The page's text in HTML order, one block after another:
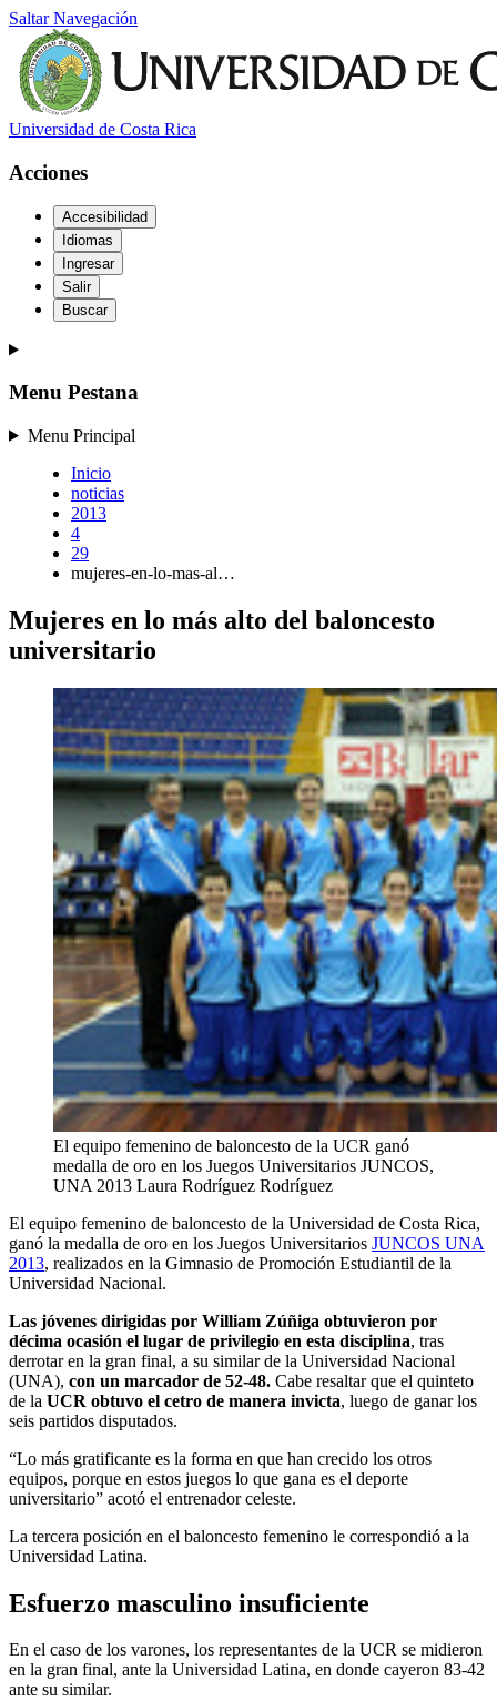
Saltar Navegación
Universidad de Costa Rica
Acciones
Accesibilidad
Idiomas
Ingresar
Salir
Buscar
Menu Pestana
Menu Principal
Inicio
noticias
2013
4
29
mujeres-en-lo-mas-al…
Mujeres en lo más alto del baloncesto
universitario
El equipo femenino de baloncesto de la UCR ganó
medalla de oro en los Juegos Universitarios JUNCOS,
UNA 2013 Laura Rodríguez Rodríguez
El equipo femenino de baloncesto de la Universidad de Costa Rica,
ganó la medalla de oro en los Juegos Universitarios JUNCOS UNA
2013, realizados en la Gimnasio de Promoción Estudiantil de la
Universidad Nacional.
Las jóvenes dirigidas por William Zúñiga obtuvieron por
décima ocasión el lugar de privilegio en esta disciplina, tras
derrotar en la gran final, a su similar de la Universidad Nacional
(UNA), con un marcador de 52-48. Cabe resaltar que el quinteto
de la UCR obtuvo el cetro de manera invicta, luego de ganar los
seis partidos disputados.
“Lo más gratificante es la forma en que han crecido los otros
equipos, porque en estos juegos lo que gana es el deporte
universitario” acotó el entrenador celeste.
La tercera posición en el baloncesto femenino le correspondió a la
Universidad Latina.
Esfuerzo masculino insuficiente
En el caso de los varones, los representantes de la UCR se midieron
en la gran final, ante la Universidad Latina, en donde cayeron 83-42
ante su similar.